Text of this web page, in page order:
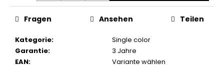
Kategorie:
Single color
Garantie:
3 Jahre
EAN:
Variante wählen
Fragen Ansehen Teilen